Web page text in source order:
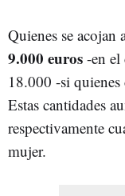
Quienes se acojan
9.000 euros -en el
18.000 -si
Estas cantidades
respectivamente
mujer.